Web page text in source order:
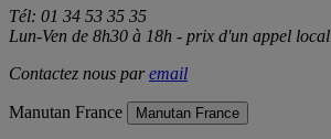
Tél: 01 34 53 35 35
Lun-Ven de 8h30 à 18h - prix d'un appel local
Contactez nous paremail
Manutan France Manutan France